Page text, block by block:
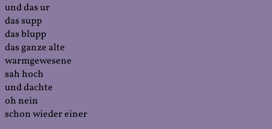
und das ur
das supp
das blupp
das ganze alte
warmgewesene
sah hoch
und dachte
oh nein
schon wieder einer